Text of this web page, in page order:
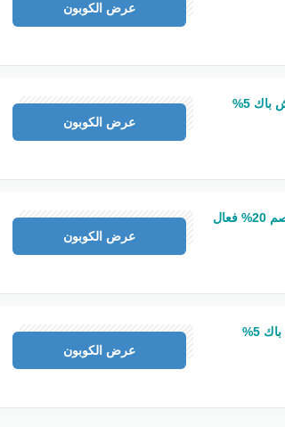
عرض الكوبون
كوبون خصم نمشي اليوم: كاش باك 5%
عرض الكوبون
عرض الكوبون
عرض الكوبون